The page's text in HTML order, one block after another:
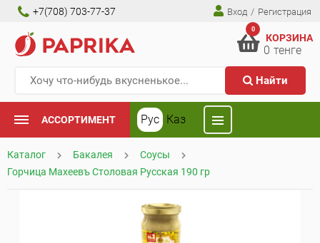
+7(708) 703-77-37 Вход / Регистрация
Найти
0
КОРЗИНА
0 тенге
АССОРТИМЕНТ Рус Каз
Каталог Бакалея
Соусы
Горчица Махеевъ Столовая Русская 190 гр